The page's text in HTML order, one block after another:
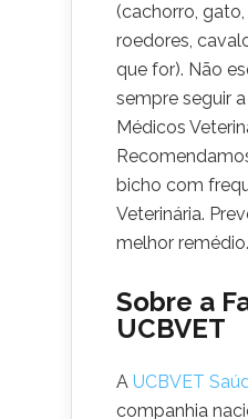
(cachorro, gato,
roedores,
que for). Não
sempre seguir
Médicos
bicho com
Veterinária.
melhor remédio.
Sobre a
UCBVET
A UCBVET
companhia